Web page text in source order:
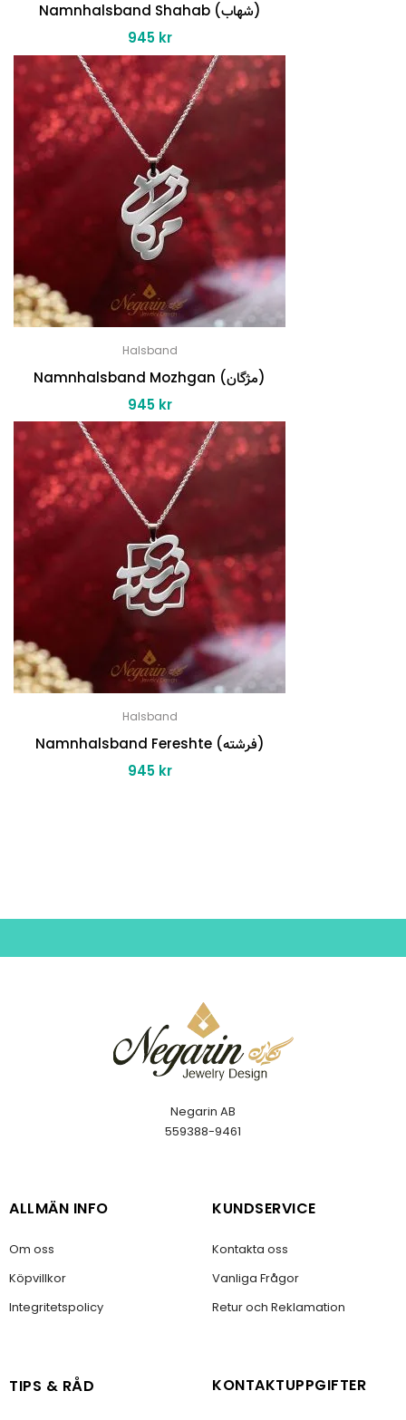
Namnhalsband Shahab (شهاب)
945 kr
Halsband
Namnhalsband Mozhgan (مژگان)
945 kr
Halsband
Namnhalsband Fereshte (فرشته)
945 kr
Negarin AB
559388-9461
ALLMÄN INFO
Om oss
Köpvillkor
Integritetspolicy
KUNDSERVICE
Kontakta oss
Vanliga Frågor
Retur och Reklamation
TIPS & RÅD KONTAKTUPPGIFTER